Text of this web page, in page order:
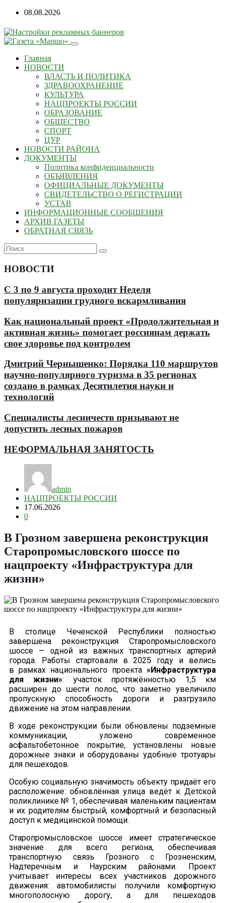
08.08.2026
Главная
НОВОСТИ
ВЛАСТЬ И ПОЛИТИКА
ЗДРАВООХРАНЕНИЕ
КУЛЬТУРА
НАЦПРОЕКТЫ РОССИИ
ОБРАЗОВАНИЕ
ОБЩЕСТВО
СПОРТ
ЦУР
НОВОСТИ РАЙОНА
ДОКУМЕНТЫ
Политика конфиденциальности
ОБЪЯВЛЕНИЯ
ОФИЦИАЛЬНЫЕ ДОКУМЕНТЫ
СВИДЕТЕЛЬСТВО О РЕГИСТРАЦИИ
УСТАВ
ИНФОРМАЦИОННЫЕ СООБЩЕНИЯ
АРХИВ ГАЗЕТЫ
ОБРАТНАЯ СВЯЗЬ
НОВОСТИ
С 3 по 9 августа проходит Неделя
популяризации грудного вскармливания
Как национальный проект «Продолжительная и
активная жизнь» помогает россиянам держать
свое здоровье под контролем
Дмитрий Чернышенко: Порядка 110 маршрутов
научно-популярного туризма в 35 регионах
создано в рамках Десятилетия науки и
технологий
Специалисты лесничеств призывают не
допустить лесных пожаров
НЕФОРМАЛЬНАЯ ЗАНЯТОСТЬ
admin
НАЦПРОЕКТЫ РОССИИ
17.06.2026
0
В Грозном завершена реконструкция
Старопромысловского шоссе по
нацпроекту «Инфраструктура для
жизни»
В столице Чеченской Республики полностью
завершена реконструкция Старопромысловского
шоссе — одной из важных транспортных артерий
города. Работы стартовали в 2025 году и велись
в рамках национального проекта «Инфраструктура
для жизни»: участок протяжённостью 1,5 км
расширен до шести полос, что заметно увеличило
пропускную способность дороги и разгрузило
движение на этом направлении.
В ходе реконструкции были обновлены подземные
коммуникации, уложено современное
асфальтобетонное покрытие, установлены новые
дорожные знаки и оборудованы удобные тротуары
для пешеходов.
Особую социальную значимость объекту придаёт его
расположение: обновлённая улица ведёт к Детской
поликлинике № 1, обеспечивая маленьким пациентам
и их родителям быстрый, комфортный и безопасный
доступ к медицинской помощи.
Старопромысловское шоссе имеет стратегическое
значение для всего региона, обеспечивая
транспортную связь Грозного с Грозненским,
Надтеречным и Наурским районами. Проект
учитывает интересы всех участников дорожного
движения: автомобилисты получили комфортную
многополосную дорогу, а для пешеходов